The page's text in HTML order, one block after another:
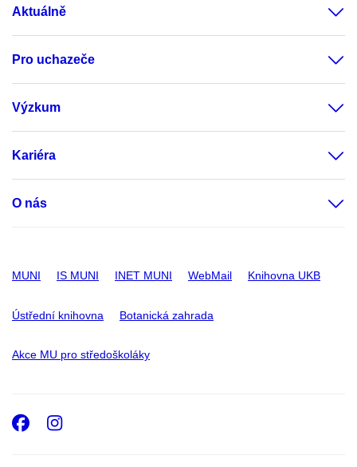
Aktuálně
Pro uchazeče
Výzkum
Kariéra
O nás
MUNI IS MUNI INET MUNI WebMail Knihovna UKB
Ústřední knihovna Botanická zahrada
Akce MU pro středoškoláky
Facebook
Instagram